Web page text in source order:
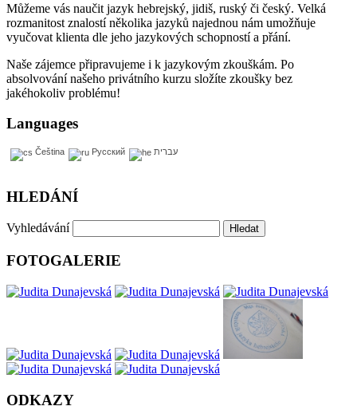
Můžeme vás naučit jazyk hebrejský, jidiš, ruský či český. Velká
rozmanitost znalostí několika jazyků najednou nám umožňuje
vyučovat klienta dle jeho jazykových schopností a přání.
Naše zájemce připravujeme i k jazykovým zkouškám. Po
absolvování našeho privátního kurzu složíte zkoušky bez
jakéhokoliv problému!
Languages
Čeština Русский עברית
HLEDÁNÍ
Vyhledávání
FOTOGALERIE
ODKAZY